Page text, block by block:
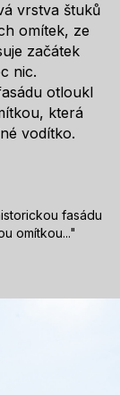
vrstva štuků
omítek, ze
začátek
nic.
otloukl
která
vodítko.
fasádu
omítkou..."